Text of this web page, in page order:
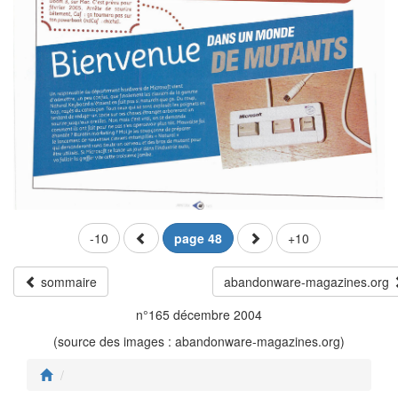
-10 page 48 +10
sommaire
abandonware-magazines.org
n°165 décembre 2004
(source des images : abandonware-magazines.org)